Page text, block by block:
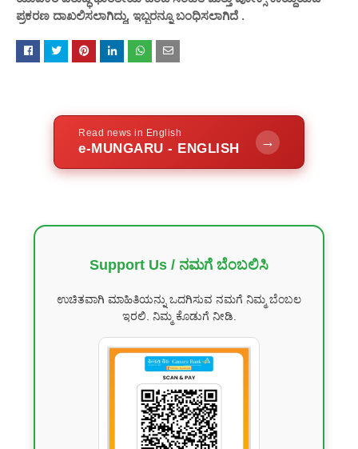
ಪ್ರಕರಣ ದಾಖಲಿಸಲಾಗಿದ್ದು, ಇಬ್ಬರನ್ನೂ ಬಂಧಿಸಲಾಗಿದೆ .
Read news in English
e-MUNGARU - ENGLISH →
Support Us / ನಮಗೆ ಬೆಂಬಲಿಸಿ
ಉಚಿತವಾಗಿ ಮಾಹಿತಿಯನ್ನು ಒದಗಿಸುವ ನಮಗೆ ನಿಮ್ಮ ಬೆಂಬಲ
ಇರಲಿ. ನಿಮ್ಮ ಕೊಡುಗೆ ನೀಡಿ.